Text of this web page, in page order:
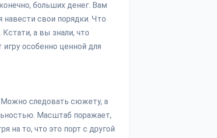
больших денег. Вам
навести свои порядки. Что
а вы знали, что
особенно ценной для
Можно следовать сюжету, а
Масштаб поражает,
на то, что это порт с другой